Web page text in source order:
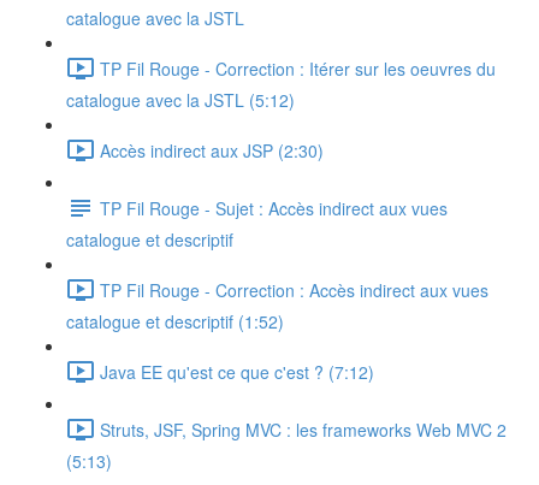
catalogue avec la JSTL
TP Fil Rouge - Correction : Itérer sur les oeuvres du
catalogue avec la JSTL (5:12)
Accès indirect aux JSP (2:30)
TP Fil Rouge - Sujet : Accès indirect aux vues
catalogue et descriptif
TP Fil Rouge - Correction : Accès indirect aux vues
catalogue et descriptif (1:52)
Java EE qu'est ce que c'est ? (7:12)
Struts, JSF, Spring MVC : les frameworks Web MVC 2
(5:13)